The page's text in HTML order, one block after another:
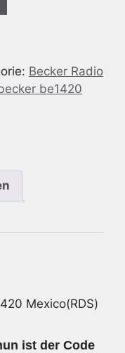
Becker Radio
be1420
Mexico(RDS)
ist der Code